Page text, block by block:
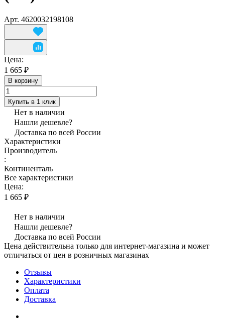
Арт. 4620032198108
Цена:
1 665 ₽
В корзину
Купить в 1 клик
Нет в наличии
Нашли дешевле?
Доставка по всей России
Характеристики
Производитель
:
Континенталь
Все характеристики
Цена:
1 665 ₽
Нет в наличии
Нашли дешевле?
Доставка по всей России
Цена действительна только для интернет-магазина и может
отличаться от цен в розничных магазинах
Отзывы
Характеристики
Оплата
Доставка